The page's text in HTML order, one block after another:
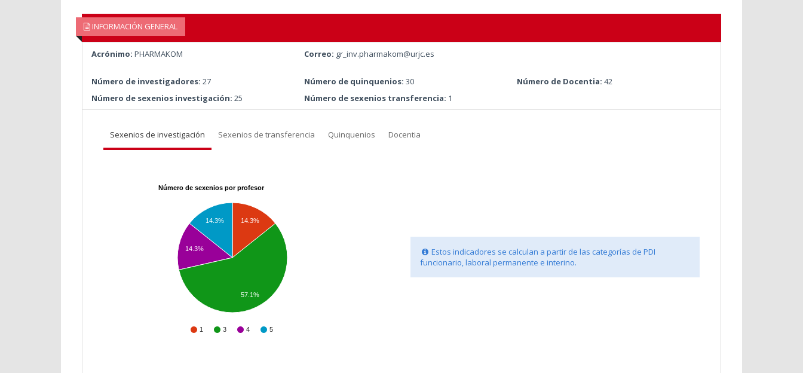
INFORMACIÓN GENERAL
Acrónimo: PHARMAKOM Correo: gr_inv.pharmakom@urjc.es
Número de investigadores: 27 Número de quinquenios: 30 Número de Docentia: 42
Número de sexenios investigación: 25 Número de sexenios transferencia: 1
Sexenios de investigación Sexenios de transferencia Quinquenios Docentia
Número de sexenios por profesor
1 3 4 5
14.3%
14.3%
14.3%
57.1%
Estos indicadores se calculan a partir de las categorías de PDI
funcionario, laboral permanente e interino.